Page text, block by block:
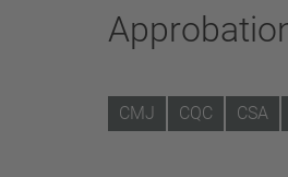
CMJ CQC CSA